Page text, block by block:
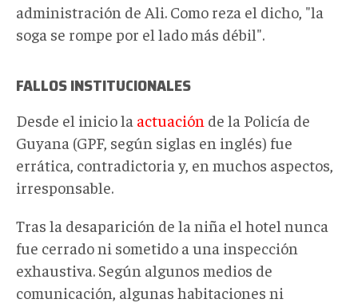
administración de Ali. Como reza el dicho, "la
soga se rompe por el lado más débil".
FALLOS INSTITUCIONALES
Desde el inicio la actuación de la Policía de
Guyana (GPF, según siglas en inglés) fue
errática, contradictoria y, en muchos aspectos,
irresponsable.
Tras la desaparición de la niña el hotel nunca
fue cerrado ni sometido a una inspección
exhaustiva. Según algunos medios de
comunicación, algunas habitaciones ni